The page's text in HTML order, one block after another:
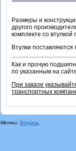
Размеры и
другого
комплекте со
Втулки
Как и прочую
по указанным на
При заказе
транспортных
Метки: Втулка